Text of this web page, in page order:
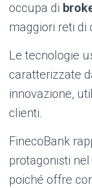
occupa di
maggiori reti di
Le tecnologie
caratterizzate
innovazione,
clienti.
FinecoBank
protagonisti nel
poiché offre